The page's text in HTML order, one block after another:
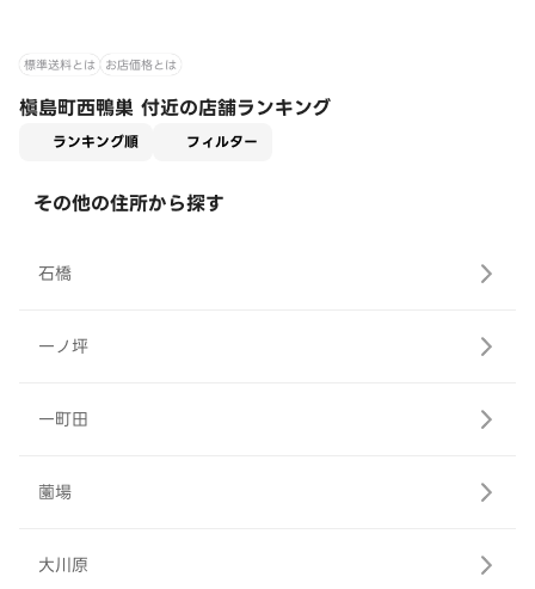
標準送料とは お店価格とは
槇島町西鴨巣 付近の店舗ランキング
ランキング順 フィルター
その他の住所から探す
石橋
一ノ坪
一町田
薗場
大川原